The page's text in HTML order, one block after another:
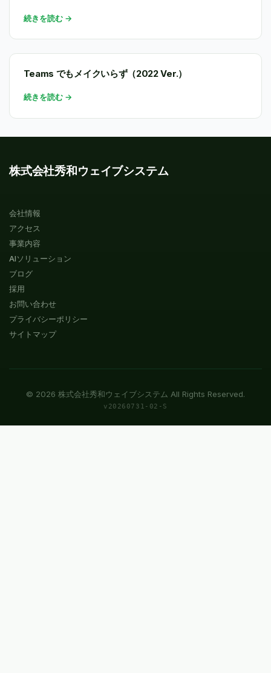
続きを読む →
Teams でもメイクいらず（2022 Ver.）
続きを読む →
株式会社秀和ウェイブシステム
会社情報
アクセス
事業内容
AIソリューション
ブログ
採用
お問い合わせ
プライバシーポリシー
サイトマップ
© 2026 株式会社秀和ウェイブシステム All Rights Reserved.
v 20260731-02-S